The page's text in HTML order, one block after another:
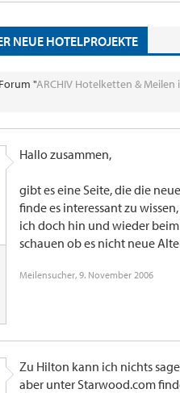
NEUE HOTELPROJEKTE
"ARCHIV Hotelketten & Meilen
Hallo zusammen,
gibt es eine Seite, die die
finde es interessant zu
ich doch hin und wieder
schauen ob es nicht neue
Meilensucher, 9. November 2006
Zu Hilton kann ich nichts
aber unter Starwood.com